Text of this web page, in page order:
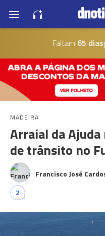
Faltam 65 dias
MADEIRA
Arraial da
de trânsito no
Francisco José
2